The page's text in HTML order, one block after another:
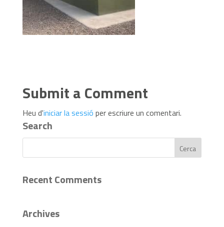
Submit a Comment
Heu d'iniciar la sessió per escriure un comentari.
Search
Recent Comments
Archives